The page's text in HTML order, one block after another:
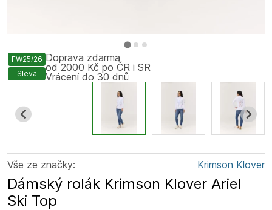
FW25/26
Sleva
Vše ze značky: Krimson Klover
Dámský rolák Krimson Klover Ariel
Ski Top
Doprava zdarma
od 2000 Kč po ČR i SR
Vrácení do 30 dnů